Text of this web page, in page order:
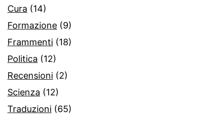
Cura (14)
Formazione (9)
Frammenti (18)
Politica (12)
Recensioni (2)
Scienza (12)
Traduzioni (65)